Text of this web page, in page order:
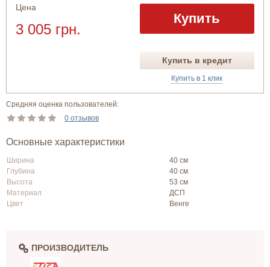
Цена
3 005 грн.
Купить
Купить в кредит
Купить в 1 клик
Средняя оценка пользователей:
0 отзывов
Основные характеристики
Ширина
40 см
Глубина
40 см
Высота
53 см
Материал
ДСП
Цвет
Венге
ПРОИЗВОДИТЕЛЬ